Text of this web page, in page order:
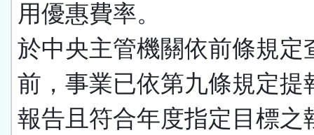
用優惠費率。
於中央主管機關依前條規定
前，事業已依第九條規定提
報告且符合年度指定目標之